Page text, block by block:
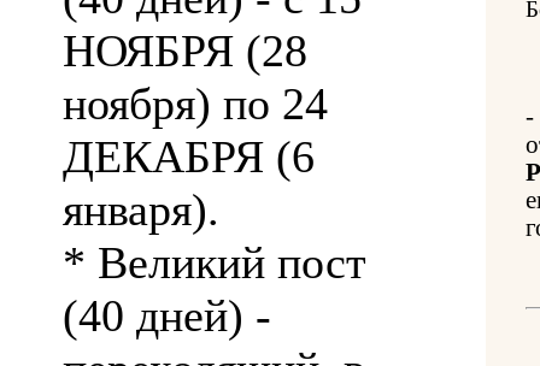
НОЯБРЯ (28
ноября) по 24
ДЕКАБРЯ (6
января).
* Великий пост
(40 дней) -
-